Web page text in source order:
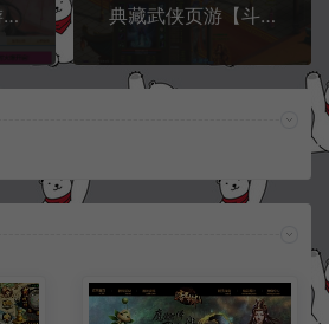
典藏武侠神话页游【武斗乾坤完整版】10月最新整理Win一键服务端+详细外网搭建教程
典藏武侠页游【斗战水浒】10月最新整理Win一键服务端+GM工具+详细外网搭建教程